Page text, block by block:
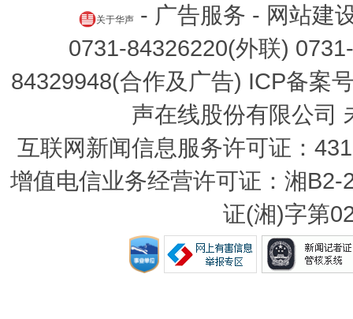
关于华声 - 广告服务 - 网站建
0731-84326220(外联)
84329948(合作及广告) ICP备案
声在线股份有限公司
互联网新闻信息服务许可证：
增值电信业务经营许可证：湘
证(湘)字第